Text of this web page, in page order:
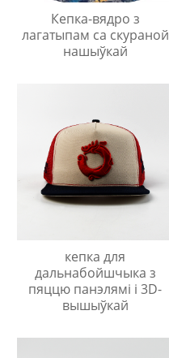
Кепка-вядро з
лагатыпам са скураной
нашыўкай
кепка для
дальнабойшчыка з
пяццю панэлямі і 3D-
вышыўкай